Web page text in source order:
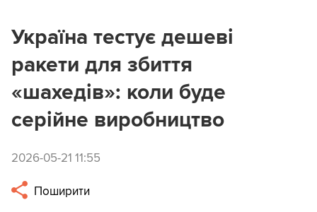
Україна тестує дешеві
ракети для збиття
«шахедів»: коли буде
серійне виробництво
2026-05-21 11:55
Поширити